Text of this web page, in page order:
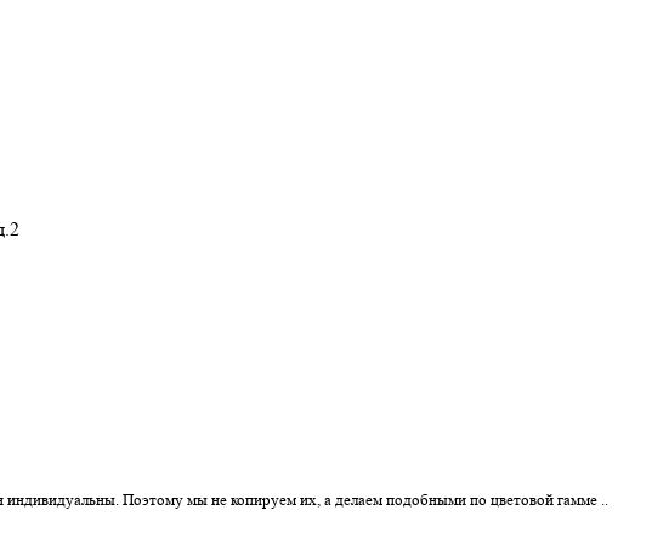
Поэтому мы не копируем их, а делаем подобными по цветовой гамме ..